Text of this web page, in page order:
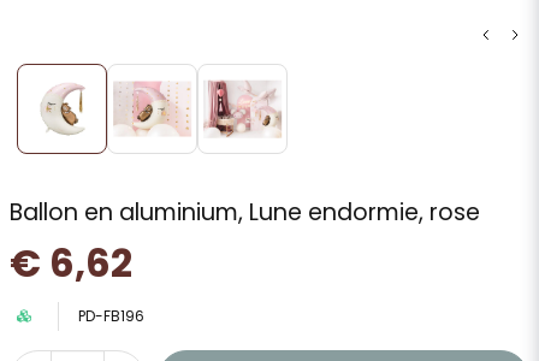
Ballon en aluminium, Lune endormie, rose
€ 6,62
PD-FB196